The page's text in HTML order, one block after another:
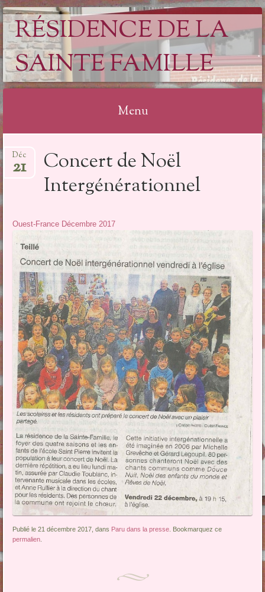
RÉSIDENCE DE LA
SAINTE FAMILLE
Menu
au
Concert de Noël
Intergénérationnel
Déc
21
Ouest-France Décembre 2017
Publié le 21 décembre 2017, dans Paru dans la presse . Bookmarquez ce
permalien